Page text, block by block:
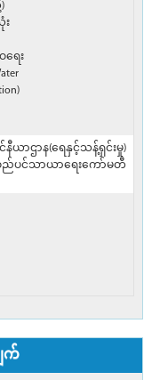
း
ရေး
နီယာဌာန(ရေနှင့်သန့်ရှင်းမှု)
ည်ပင်သာယာရေးကော်မတီ
က်